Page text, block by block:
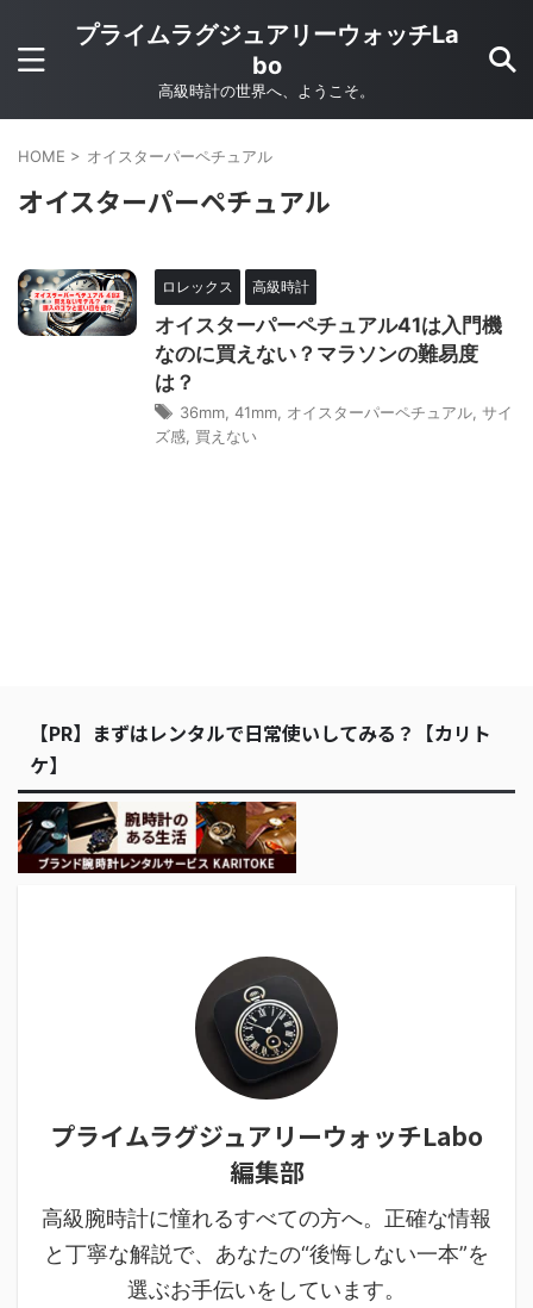
プライムラグジュアリーウォッチLa
bo
高級時計の世界へ、ようこそ。
HOME > オイスターパーペチュアル
オイスターパーペチュアル
ロレックス 高級時計
オイスターパーペチュアル41は入門機
なのに買えない？マラソンの難易度
は？
36mm 41mm オイスターパーペチュアル サイ
ズ感 買えない
【PR】まずはレンタルで日常使いしてみる？【カリト
ケ】
プライムラグジュアリーウォッチLabo
編集部
高級腕時計に憧れるすべての方へ。正確な情報
と丁寧な解説で、あなたの“後悔しない一本”を
選ぶお手伝いをしています。